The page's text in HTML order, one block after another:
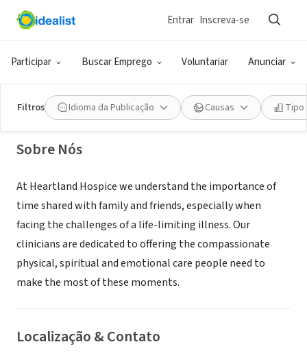
Participar Buscar Emprego Voluntariar Anunciar
Entrar Inscreva-se
Filtros Idioma da Publicação Causas Tipo
ONG (SETOR SOCIAL)
Heartland Hospice Quad Cities
IA |care/heartland-hospice/
Sobre Nós
At Heartland Hospice we understand the importance of
time shared with family and friends, especially when
facing the challenges of a life-limiting illness. Our
clinicians are dedicated to offering the compassionate
physical, spiritual and emotional care people need to
make the most of these moments.
Localização & Contato